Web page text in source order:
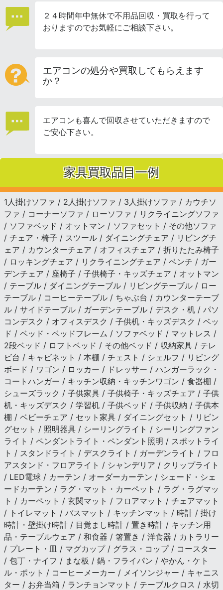
２４時間年中無休で不用品回収・買取を行って
おりますのでお気軽にご相談下さい。
エアコンの処分や買取してもらえます
か？
エアコンも喜んで回収させていただきますので
ご安心下さい。
家具買取品目一例
1人掛けソファ / 2人掛けソファ / 3人掛けソファ / カウチソ
ファ / コーナーソファ / ローソファ / リクライニングソファ
/ ソファベッド / オットマン / ソファセット / その他ソファ
/ チェア・椅子 / スツール / ダイニングチェア / リビングチ
ェア / カウンターチェア / オフィスチェア / 折りたたみ椅子
/ ロッキングチェア / リクライニングチェア / ベンチ / ガー
デンチェア / 座椅子 / 子供椅子・キッズチェア / オットマン
/ テーブル / ダイニングテーブル / リビングテーブル / ロー
テーブル / コーヒーテーブル / ちゃぶ台 / カウンターテーブ
ル / サイドテーブル / ガーデンテーブル / デスク・机 / パソ
コンデスク / オフィスデスク / 子供机・キッズデスク / ベッ
ド / ベッド・ベッドフレーム / ソファベッド / マットレス /
2段ベッド / ロフトベッド / その他ベッド / 収納家具 / テレ
ビ台 / キャビネット / 本棚 / チェスト / シェルフ / リビング
ボード / ワゴン / ロッカー / ドレッサー / ハンガーラック・
コートハンガー / キッチン収納・キッチンワゴン / 食器棚 /
シューズラック / 子供家具 / 子供椅子・キッズチェア / 子供
机・キッズデスク / 学習机 / 子供ベッド / 子供収納 / 子供本
棚 / ベビーチェア / セット家具 / ダイニングセット / リビン
グセット / 照明器具 / シーリングライト / シーリングファン
ライト / ペンダントライト・ペンダント照明 / スポットライ
ト / スタンドライト / デスクライト / ガーデンライト / フロ
アスタンド・フロアライト / シャンデリア / クリップライト
/ LED電球 / カーテン / オーダーカーテン / シェード・シェ
ードカーテン / ラグ・マット・カーペット / ラグ・ラグマッ
ト / カーペット / 玄関マット / フロアマット / チェアマット
/ トイレマット / バスマット / キッチンマット / 時計 / 掛け
時計・壁掛け時計 / 目覚まし時計 / 置き時計 / キッチン用
品・テーブルウェア / 和食器 / 箸置き / 洋食器 / カトラリー
/ プレート・皿 / マグカップ / グラス・コップ / コースター
/ 包丁・ナイフ / まな板 / 鍋・フライパン / やかん・ケト
ル・ポット / コーヒーメーカー / メイソンジャー / キャニス
ター / お弁当箱 / ランチョンマット / テーブルクロス / 水切